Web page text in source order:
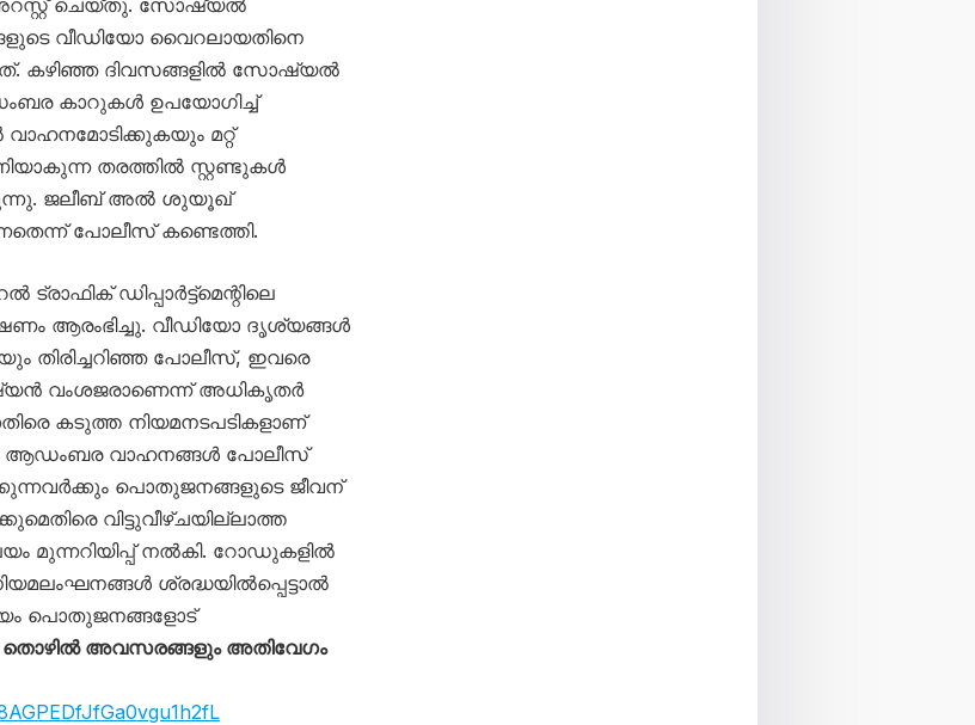
വീഡിയോ വൈറലായതിനെ
കഴിഞ്ഞ ദിവസങ്ങളിൽ സോഷ്യൽ
കാറുകൾ ഉപയോഗിച്ച്
മറ്റ്
തരത്തിൽ സ്റ്റണ്ടുകൾ
ജലീബ് അൽ ശുയൂഖ്
പോലീസ് കണ്ടെത്തി.
ഡിപ്പാർട്ട്‌മെന്റിലെ
ആരംഭിച്ചു. വീഡിയോ ദൃശ്യങ്ങൾ
തിരിച്ചറിഞ്ഞ പോലീസ്, ഇവരെ
വംശജരാണെന്ന് അധികൃതർ
കടുത്ത നിയമനടപടികളാണ്
ആഡംബര വാഹനങ്ങൾ പോലീസ്
പൊതുജനങ്ങളുടെ ജീവന്
വിട്ടുവീഴ്ചയില്ലാത്ത
മുന്നറിയിപ്പ് നൽകി. റോഡുകളിൽ
ശ്രദ്ധയിൽപ്പെട്ടാൽ
പൊതുജനങ്ങളോട്
അവസരങ്ങളും അതിവേഗം